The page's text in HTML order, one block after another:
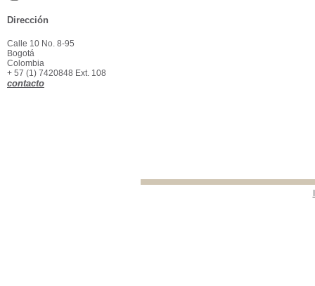
Bibliografía
La Botánica y los botánicos
La Botánica y los
botánicos
Dirección
Calle 10 No. 8-95
Bogotá
Colombia
+ 57 (1) 7420848 Ext. 108
contacto